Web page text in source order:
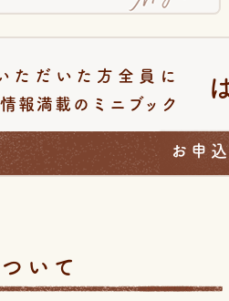
ただいた方全員に
報満載のミニブック
お申
いて